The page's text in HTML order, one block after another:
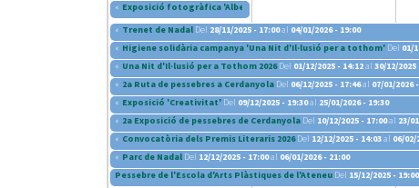
« Exposició fotogràfica 'Albert Pueyo, 50 tecles i un objectiu'
« Trenet de Nadal Del 28/11/2025 - 17:00al 04/01/2026 - 19:00
« Higiene solidària campanya 'Una Nit d'Il·lusió per a tothom' Del 01/
« Una Nit d'Il·lusió per a Tothom 2026 Del 01/12/2025 - 14:12al 30/12/2025
« 2a Ruta de pessebres a Cerdanyola Del 06/12/2025 - 17:46al 07/01/2026
« Exposició 'Creativitat' Del 09/12/2025 - 19:30al 25/01/2026 - 19:30
« 2a Exposició de pessebres de Cerdanyola Del 10/12/2025 - 17:00al 23/
« Convocatòria dels Premis Literaris 2026 Del 12/12/2025 - 14:03al 06/02/
« Parc de Nadal Del 12/12/2025 - 17:00al 06/01/2026 - 21:00
Pessebre de l'Escola d'Arts Plàstiques de l'Ateneu Del 15/12/2025 - 19:00